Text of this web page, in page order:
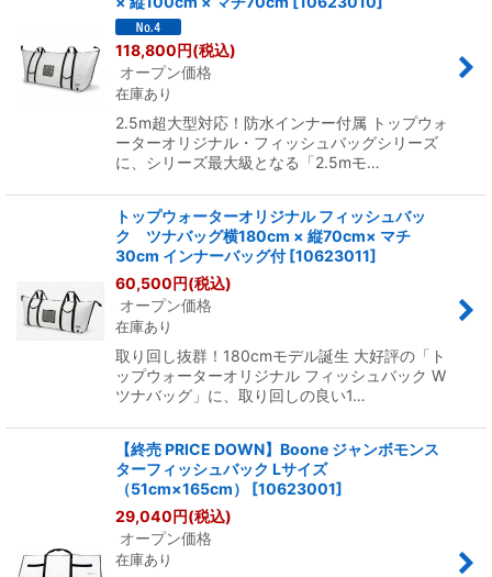
118,800円(税込)
オープン価格
在庫あり
2.5m超大型対応！防水インナー付属 トップウォ
ーターオリジナル・フィッシュバッグシリーズ
に、シリーズ最大級となる「2.5mモ…
トップウォーターオリジナル フィッシュバッ
ク ツナバッグ横180cm × 縦70cm× マチ
30cm インナーバッグ付 [10623011]
60,500円(税込)
オープン価格
在庫あり
取り回し抜群！180cmモデル誕生 大好評の「ト
ップウォーターオリジナル フィッシュバック W
ツナバッグ」に、取り回しの良い1…
【終売 PRICE DOWN】Boone ジャンボモンス
ターフィッシュバック Lサイズ
（51cm×165cm）
[10623001]
29,040円(税込)
オープン価格
在庫あり